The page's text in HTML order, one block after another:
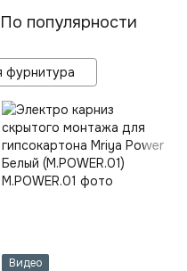
По популярности
фурнитура
Видео